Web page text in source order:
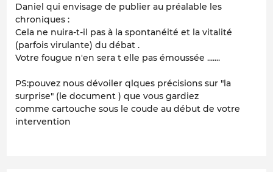
Daniel qui envisage de publier au préalable les
chroniques :
Cela ne nuira-t-il pas à la spontanéité et la vitalité
(parfois virulante) du débat .
Votre fougue n'en sera t elle pas émoussée .......
PS:pouvez nous dévoiler qlques précisions sur "la
surprise" (le document ) que vous gardiez
comme cartouche sous le coude au début de votre
intervention